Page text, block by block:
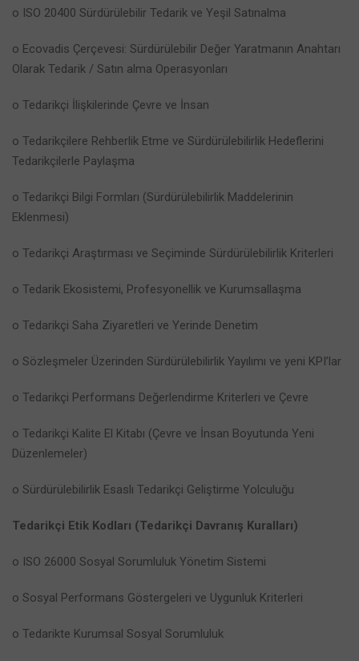
o ISO 20400 Sürdürülebilir Tedarik ve Yeşil Satınalma
o Ecovadis Çerçevesi: Sürdürülebilir Değer Yaratmanın Anahtarı
Olarak Tedarik / Satın alma Operasyonları
o Tedarikçi İlişkilerinde Çevre ve İnsan
o Tedarikçilere Rehberlik Etme ve Sürdürülebilirlik Hedeflerini
Tedarikçilerle Paylaşma
o Tedarikçi Bilgi Formları (Sürdürülebilirlik Maddelerinin
Eklenmesi)
o Tedarikçi Araştırması ve Seçiminde Sürdürülebilirlik Kriterleri
o Tedarik Ekosistemi, Profesyonellik ve Kurumsallaşma
o Tedarikçi Saha Ziyaretleri ve Yerinde Denetim
o Sözleşmeler Üzerinden Sürdürülebilirlik Yayılımı ve yeni KPI’lar
o Tedarikçi Performans Değerlendirme Kriterleri ve Çevre
o Tedarikçi Kalite El Kitabı (Çevre ve İnsan Boyutunda Yeni
Düzenlemeler)
o Sürdürülebilirlik Esaslı Tedarikçi Geliştirme Yolculuğu
Tedarikçi Etik Kodları (Tedarikçi Davranış Kuralları)
o ISO 26000 Sosyal Sorumluluk Yönetim Sistemi
o Sosyal Performans Göstergeleri ve Uygunluk Kriterleri
o Tedarikte Kurumsal Sosyal Sorumluluk